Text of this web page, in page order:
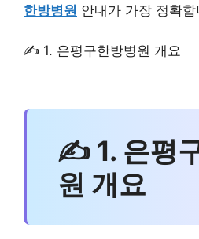
한방병원 안내가 가장 정확합
✍ 1. 은평구한방병원 개요
✍ 1. 은평
원 개요